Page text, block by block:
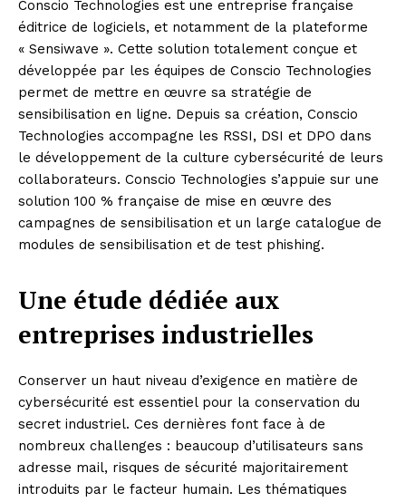
Conscio Technologies est une entreprise française
éditrice de logiciels, et notamment de la plateforme
« Sensiwave ». Cette solution totalement conçue et
développée par les équipes de Conscio Technologies
permet de mettre en œuvre sa stratégie de
sensibilisation en ligne. Depuis sa création, Conscio
Technologies accompagne les RSSI, DSI et DPO dans
le développement de la culture cybersécurité de leurs
collaborateurs. Conscio Technologies s’appuie sur une
solution 100 % française de mise en œuvre des
campagnes de sensibilisation et un large catalogue de
modules de sensibilisation et de test phishing.
Une étude dédiée aux
entreprises industrielles
Conserver un haut niveau d’exigence en matière de
cybersécurité est essentiel pour la conservation du
secret industriel. Ces dernières font face à de
nombreux challenges : beaucoup d’utilisateurs sans
adresse mail, risques de sécurité majoritairement
introduits par le facteur humain. Les thématiques